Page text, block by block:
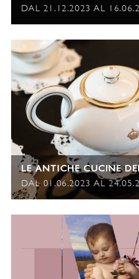
DAL 21.12.2023 AL
LE ANTICHE CUCINE
DAL 01.06.2023 AL